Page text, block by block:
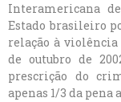
Interamericana
Estado brasileiro
relação à
de outubro de
prescrição do
apenas 1/3 da pena